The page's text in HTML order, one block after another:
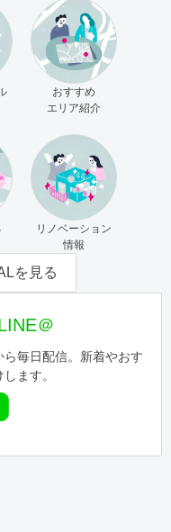
おすすめ
エリア紹介
リノベーション
情報
を見る
＠
ら毎日配信。新着やおす
ます。